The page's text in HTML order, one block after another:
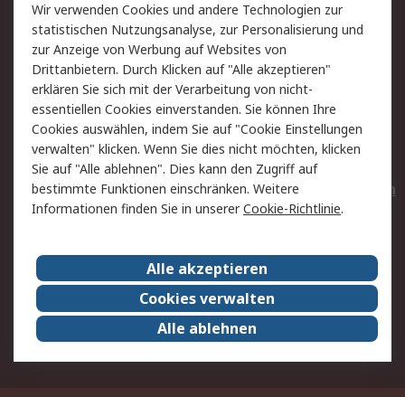
Rücksendungen
Kontakt
Hilfe
Privatkunden
Rechtliches
AGB
Datenschutz
Cookie-Richtlinie
Zahlungsbedingungen
Copyright/Impressum
Entsorgung
Elektrogeräte/Batterien
RS weltweit
Karriere bei RS
Nachhaltigkeit
Qualität/Umwelt/ZertifikatePresse-Center
Event-Center
Wir verwenden Cookies und andere Technologien zur
statistischen Nutzungsanalyse, zur Personalisierung und
zur Anzeige von Werbung auf Websites von
Drittanbietern. Durch Klicken auf "Alle akzeptieren"
erklären Sie sich mit der Verarbeitung von nicht-
essentiellen Cookies einverstanden. Sie können Ihre
Cookies auswählen, indem Sie auf "Cookie Einstellungen
verwalten" klicken. Wenn Sie dies nicht möchten, klicken
Sie auf "Alle ablehnen". Dies kann den Zugriff auf
bestimmte Funktionen einschränken. Weitere
Informationen finden Sie in unsererCookie-Richtlinie.
Alle akzeptieren
Cookies verwalten
Alle ablehnen